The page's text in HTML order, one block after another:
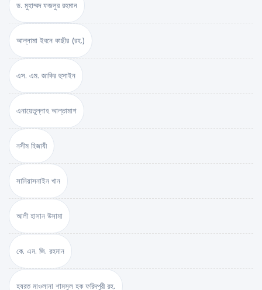
ড. মুহাম্মদ ফজলুর রহমান
আল্লামা ইবনে কাছীর (রহ.)
এস. এম. জাকির হুসাইন
এনায়েতুল্লাহ আল্‌তামাশ
নসীম হিজাযী
সানিয়াসনাইন খান
আলী হাসান উসামা
কে. এম. জি. রহমান
হযরত মাওলানা শামসুল হক ফরিদপুরী রহ.